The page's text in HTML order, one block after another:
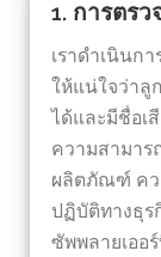
1. การตร
เราดำเนินก
ให้แน่ใจว่าลู
ได้และมีชื่อเ
ความสามาร
ผลิตภัณฑ์ คว
ปฏิบัติทางธุร
ซัพพลายเออ